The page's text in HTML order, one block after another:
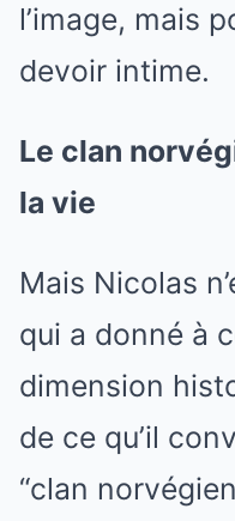
l’image, mais
devoir intime.
Le clan
la vie
Mais Nicolas
qui a donné à
dimension
de ce qu’il
“clan